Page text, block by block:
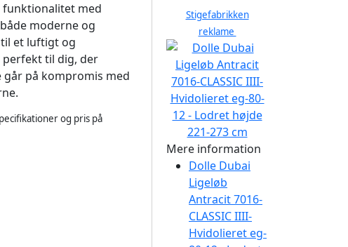
med
moderne og
et luftigt og
til dig, der
på kompromis med
og pris på
Stigefabrikken
reklame
Mere information
Dolle Dubai
Ligeløb
Antracit 7016-
CLASSIC IIII-
Hvidolieret eg-